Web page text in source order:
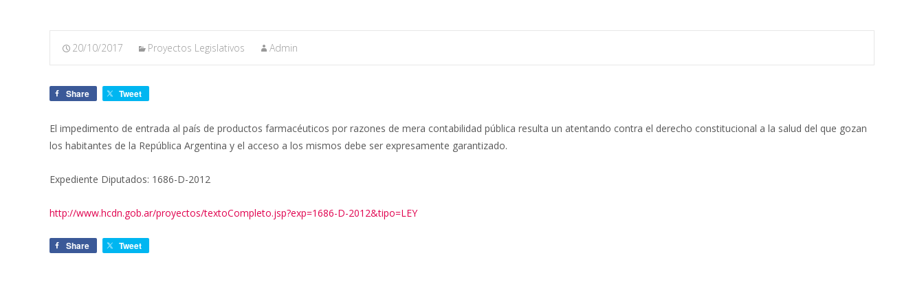
20/10/2017 Proyectos Legislativos Admin
Share Tweet
El impedimento de entrada al país de productos farmacéuticos por razones de mera contabilidad pública resulta un atentando contra el derecho constitucional a la salud del que gozan
los habitantes de la República Argentina y el acceso a los mismos debe ser expresamente garantizado.
Expediente Diputados: 1686-D-2012
http://www.hcdn.gob.ar/proyectos/textoCompleto.jsp?exp=1686-D-2012&tipo=LEY
Share Tweet